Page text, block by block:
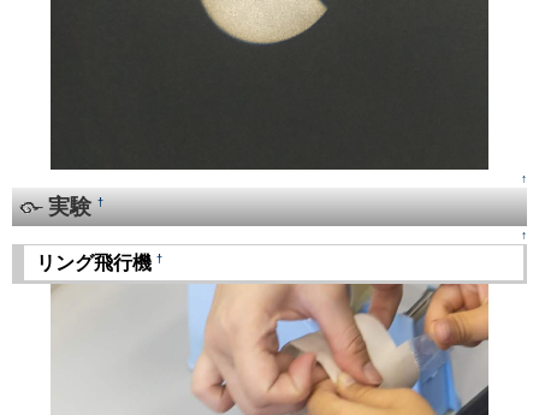
↑
実験†
↑
リング飛行機 †